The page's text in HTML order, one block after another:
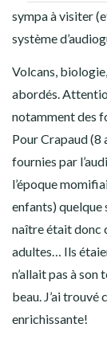
sympa à visiter
système
Volcans,
abordés.
notamment des
Pour Crapaud (8
fournies par
l’époque
enfants) quelque
naître était donc
adultes… Ils
n’allait pas à
beau. J’ai
enrichissante!